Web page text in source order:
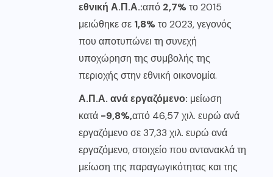
εθνική Α.Π.Α.:από 2,7%το 2015
μειώθηκε σε 1,8%το 2023, γεγονός
που αποτυπώνει τη συνεχή
υποχώρηση της συμβολής της
περιοχής στην εθνική οικονομία.
Α.Π.Α. ανά εργαζόμενο: μείωση
κατά -9,8%,από 46,57 χιλ. ευρώ ανά
εργαζόμενο σε 37,33 χιλ. ευρώ ανά
εργαζόμενο, στοιχείο που αντανακλά τη
μείωση της παραγωγικότητας και της